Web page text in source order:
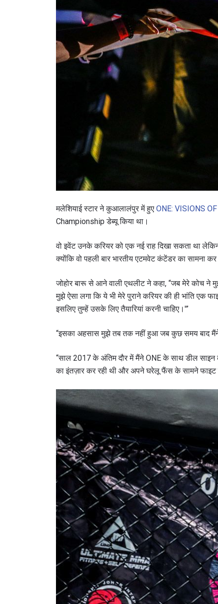
मलेशियाई स्टार ने कुआलालंपुर में हुए ONE: VISIONS
Championship डेब्यू किया था।
वो इवेंट उनके करियर को एक नई राह दिखा सकता था
क्योंकि वो पहली बार भारतीय एटमवेट कंटेंडर का सामना कर
जोहोर बारू से आने वाली एथलीट ने कहा, “जब मेरे कोच ने
मुझे ऐसा लगा कि ये भी मेरे पुराने करियर की ही भांति एक
इसलिए तुम्हें उसके लिए तैयारियां करनी चाहिए।'”
“इसका अहसास मुझे तब तक नहीं हुआ जब कुछ समय बाद
“साल 2017 के अंतिम दौर में मैंने ONE के साथ डील
का इंतज़ार कर रही थी और अपने घरेलू फैंस के सामने
Take
news,
ईमेल
नाम
By